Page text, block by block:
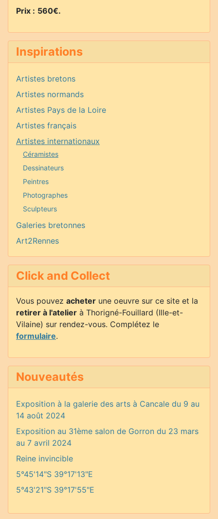
Prix : 560€.
Inspirations
Artistes bretons
Artistes normands
Artistes Pays de la Loire
Artistes français
Artistes internationaux
Céramistes
Dessinateurs
Peintres
Photographes
Sculpteurs
Galeries bretonnes
Art2Rennes
Click and Collect
Vous pouvez acheter une oeuvre sur ce site et la
retirer à l'atelier à Thorigné-Fouillard (Ille-et-
Vilaine) sur rendez-vous. Complétez le
formulaire.
Nouveautés
Exposition à la galerie des arts à Cancale du 9 au
14 août 2024
Exposition au 31ème salon de Gorron du 23 mars
au 7 avril 2024
Reine invincible
5°45'14"S 39°17'13"E
5°43'21"S 39°17'55"E